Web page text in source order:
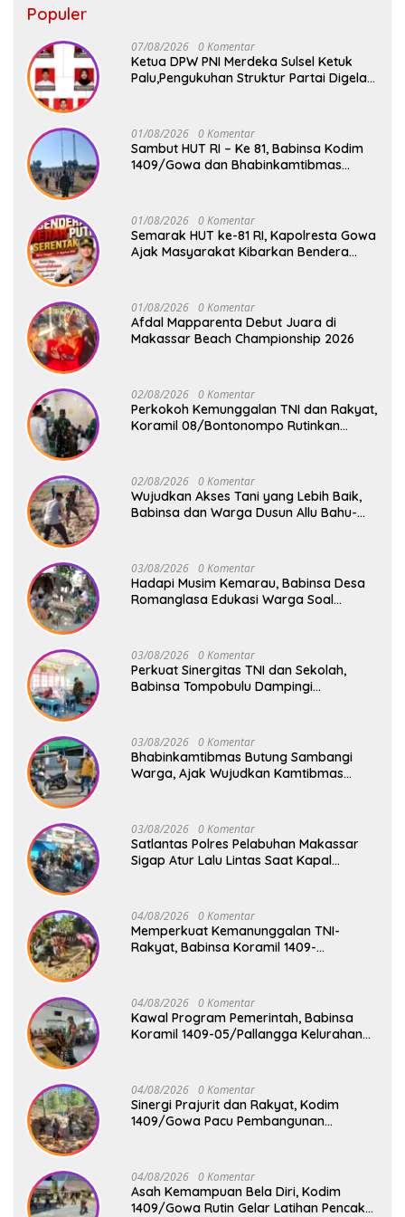
Populer
07/08/2026 0 Komentar
Ketua DPW PNI Merdeka Sulsel Ketuk
Palu,Pengukuhan Struktur Partai Digelar
01/08/2026 0 Komentar
Sambut HUT RI – Ke 81, Babinsa Kodim
1409/Gowa dan Bhabinkamtibmas
01/08/2026 0 Komentar
Semarak HUT ke-81 RI, Kapolresta Gowa
Ajak Masyarakat Kibarkan Bendera
01/08/2026 0 Komentar
Afdal Mapparenta Debut Juara di
Makassar Beach Championship 2026
02/08/2026 0 Komentar
Perkokoh Kemunggalan TNI dan Rakyat,
Koramil 08/Bontonompo Rutinkan
02/08/2026 0 Komentar
Wujudkan Akses Tani yang Lebih Baik,
Babinsa dan Warga Dusun Allu Bahu-
03/08/2026 0 Komentar
Hadapi Musim Kemarau, Babinsa Desa
Romanglasa Edukasi Warga Soal
03/08/2026 0 Komentar
Perkuat Sinergitas TNI dan Sekolah,
Babinsa Tompobulu Dampingi
03/08/2026 0 Komentar
Bhabinkamtibmas Butung Sambangi
Warga, Ajak Wujudkan Kamtibmas
03/08/2026 0 Komentar
Satlantas Polres Pelabuhan Makassar
Sigap Atur Lalu Lintas Saat Kapal
04/08/2026 0 Komentar
Memperkuat Kemanunggalan TNI-
Rakyat, Babinsa Koramil 1409-
04/08/2026 0 Komentar
Kawal Program Pemerintah, Babinsa
Koramil 1409-05/Pallangga Kelurahan
04/08/2026 0 Komentar
Sinergi Prajurit dan Rakyat, Kodim
1409/Gowa Pacu Pembangunan
04/08/2026 0 Komentar
Asah Kemampuan Bela Diri, Kodim
1409/Gowa Rutin Gelar Latihan Pencak